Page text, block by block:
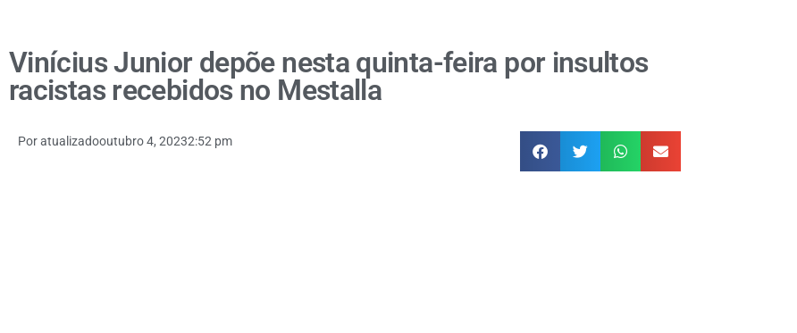
Vinícius Junior depõe nesta quinta-feira por insultos
racistas recebidos no Mestalla
Poratualizadooutubro 4, 20232:52 pm